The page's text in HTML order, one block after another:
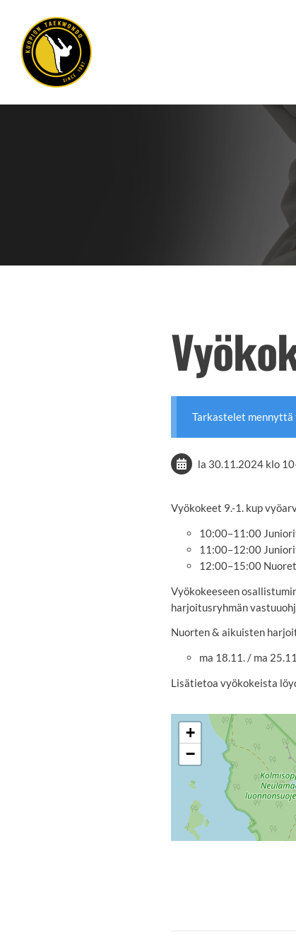
sivun
sisältöön
Kuopion Taekwondo ry
Tarkastelet mennyttä
la 30.11.2024 klo 10
Vyökokeet 9.-1. kup
10:00–11:00
11:00–12:00
12:00–15:00
Vyökokeeseen
harjoitusryhmän
Nuorten & aikuisten
ma 18.11. / ma
Lisätietoa vyökokeista
+
−